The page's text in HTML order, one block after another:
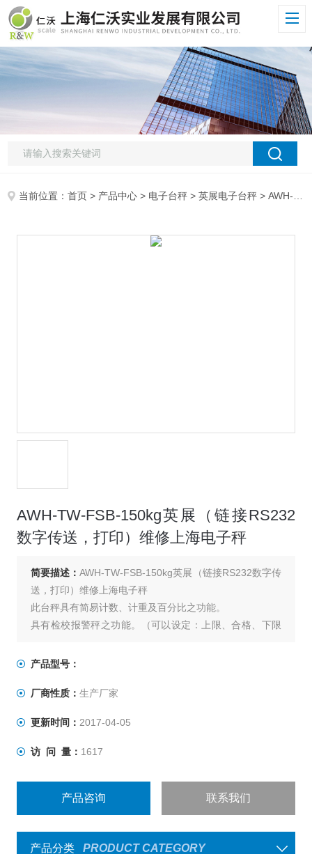
当前位置：首页 > 产品中心 > 电子台秤 >英展电子台秤 > AWH-TW-FSB-150kg英展（链接RS232数字传送，打印）维修上海电子秤
AWH-TW-FSB-150kg英展（链接RS232
数字传送，打印）维修上海电子秤
简要描述：AWH-TW-FSB-150kg英展（链接RS232数字传
送，打印）维修上海电子秤
此台秤具有简易计数、计重及百分比之功能。
具有检校报警秤之功能。（可以设定：上限、合格、下限
具有自动校正、自动零点追踪之功能。
具有双色LED充电指示，可清楚指示充电状况。
产品型号：
厂商性质： 生产厂家
更新时间： 2017-04-05
访 问 量： 1617
产品咨询 联系我们
产品分类 PRODUCT CATEGORY